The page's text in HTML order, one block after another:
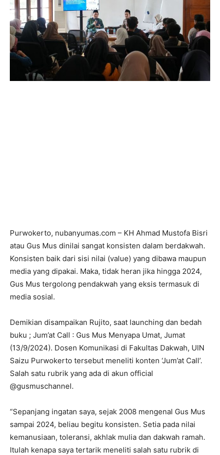
Purwokerto, nubanyumas.com – KH Ahmad Mustofa Bisri
atau Gus Mus dinilai sangat konsisten dalam berdakwah.
Konsisten baik dari sisi nilai (value) yang dibawa maupun
media yang dipakai. Maka, tidak heran jika hingga 2024,
Gus Mus tergolong pendakwah yang eksis termasuk di
media sosial.
Demikian disampaikan Rujito, saat launching dan bedah
buku ; Jum’at Call : Gus Mus Menyapa Umat, Jumat
(13/9/2024). Dosen Komunikasi di Fakultas Dakwah, UIN
Saizu Purwokerto tersebut meneliti konten ‘Jum’at Call’.
Salah satu rubrik yang ada di akun official
@gusmuschannel.
“Sepanjang ingatan saya, sejak 2008 mengenal Gus Mus
sampai 2024, beliau begitu konsisten. Setia pada nilai
kemanusiaan, toleransi, akhlak mulia dan dakwah ramah.
Itulah kenapa saya tertarik meneliti salah satu rubrik di